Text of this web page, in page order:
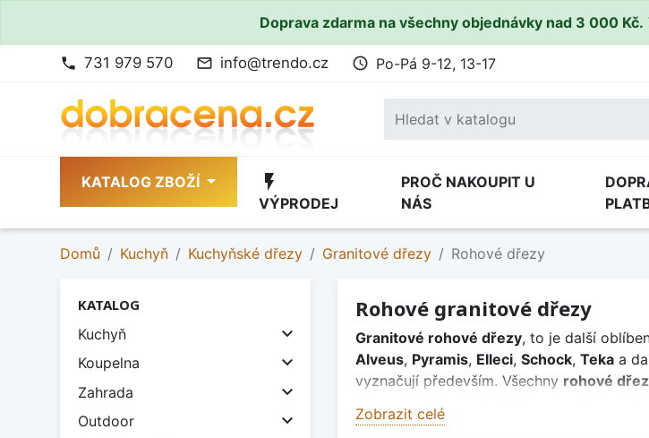
Doprava zdarma na všechny objednávky nad 3 000 Kč.
phone 731 979 570 mail_outline info@trendo.cz access_time Po-Pá 9-12, 13-17
KATALOG ZBOŽÍ flash_on
VÝPRODEJ
PROČ NAKOUPIT U
NÁS
Domů Kuchyň Kuchyňské dřezy Granitové dřezy Rohové dřezy
KATALOG
Kuchyň

Koupelna 
Zahrada 
Outdoor 
Rohové granitové dřezy
Zobrazit celé
Granitové rohové dřezy, to je další
Alveus, Pyramis, Elleci, Schock, Teka a
vyznačují především. Všechny rohové